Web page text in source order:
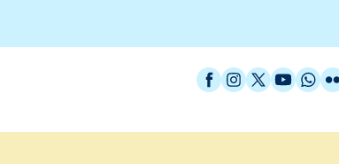
Facebook
Instagram
X / Twitter